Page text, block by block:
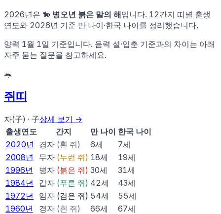
2026년은 🐎 병오년 붉은 말의 해입니다. 12간지 띠별 출생
연도와 2026년 기준 만 나이·한국 나이를 정리했습니다.
양력 1월 1일 기준입니다. 음력 설·입춘 기준과의 차이는 아래
자주 묻는 질문을 참고하세요.
🐀
쥐띠
자(子) · 子상세 보기 →
출생연도
간지 만 나이 한국 나이
2020년 경자 (흰 쥐) 6세 7세
2008년 무자 (누런 쥐) 18세 19세
1996년 병자 (붉은 쥐) 30세 31세
1984년 갑자 (푸른 쥐) 42세 43세
1972 년 임자 (검은 쥐) 54세 55세
1960년 경자 (흰 쥐) 66세 67세